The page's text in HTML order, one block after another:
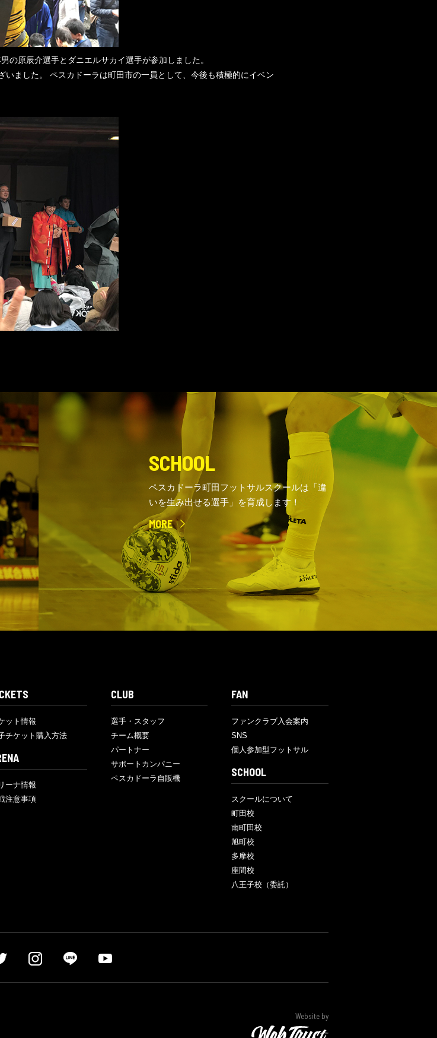
の原辰介選手とダニエルサカイ選手が参加しました。
ました。 ペスカドーラは町田市の一員として、今後も積極的にイベン
SCHOOL
ペスカドーラ町田フットサルスクールは「違
いを生み出せる選手」を育成します！
MORE
ット情報
チケット購入方法
ーナ情報
注意事項
CLUB
選手・スタッフ
チーム概要
パートナー
サポートカンパニー
ペスカドーラ自販機
FAN
ファンクラブ入会案内
SNS
個人参加型フットサル
SCHOOL
スクールについて
町田校
南町田校
旭町校
多摩校
座間校
八王子校（委託）
Website by